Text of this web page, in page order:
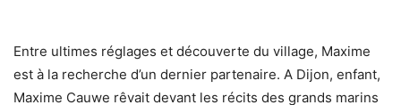
Entre ultimes réglages et découverte du village, Maxime
est à la recherche d’un dernier partenaire. A Dijon, enfant,
Maxime Cauwe rêvait devant les récits des grands marins